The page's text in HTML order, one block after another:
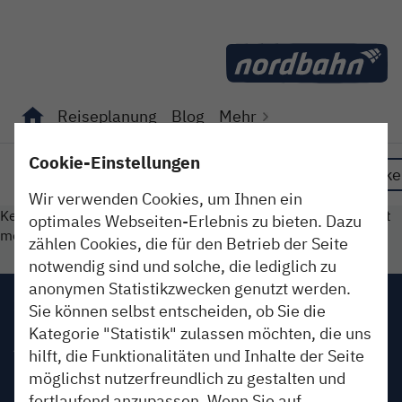
Reiseplanung
Unterseiten von "Reiseplanung" anzeigen
Blog Mehr
Erleben So isses Fundstücke
Keinen Beitrag gefunden. Oder der gesuchte Beitrag ist nicht
mehr online.
Impressum
AGB
Datenschutz
Cookie-Einstellungen
Wir verwenden Cookies, um Ihnen ein
optimales Webseiten-Erlebnis zu bieten. Dazu
zählen Cookies, die für den Betrieb der Seite
notwendig sind und solche, die lediglich zu
anonymen Statistikzwecken genutzt werden.
Sie können selbst entscheiden, ob Sie die
Kategorie "Statistik" zulassen möchten, die uns
hilft, die Funktionalitäten und Inhalte der Seite
möglichst nutzerfreundlich zu gestalten und